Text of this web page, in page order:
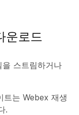
운로드
스트림하거나
트는 Webex 재생
.